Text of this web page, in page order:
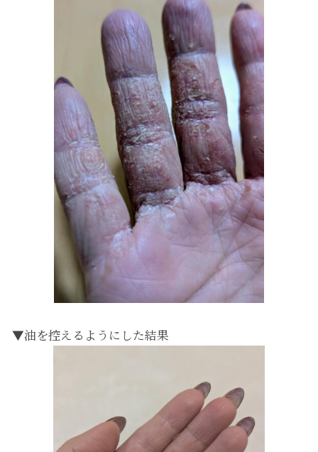
▼油を控えるようにした結果